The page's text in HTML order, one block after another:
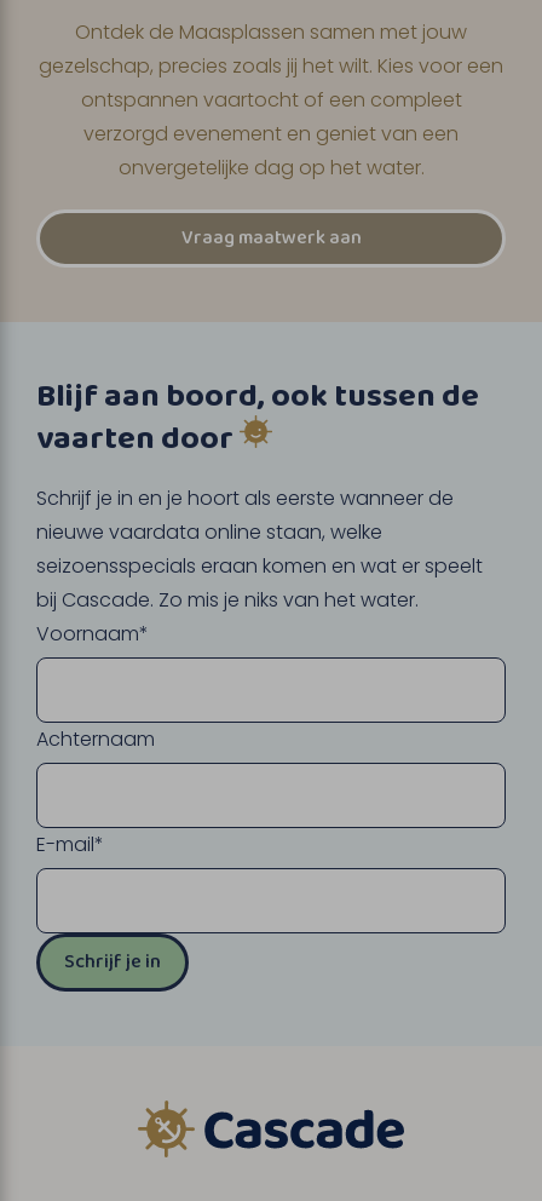
Ontdek de Maasplassen samen met jouw
gezelschap, precies zoals jij het wilt. Kies voor een
ontspannen vaartocht of een compleet
verzorgd evenement en geniet van een
onvergetelijke dag op het water.
Vraag maatwerk aan
Blijf aan boord, ook tussen de
vaarten door
Schrijf je in en je hoort als eerste wanneer de
nieuwe vaardata online staan, welke
seizoensspecials eraan komen en wat er speelt
bij Cascade. Zo mis je niks van het water.
Voornaam*
Achternaam
E-mail*
Schrijf je in